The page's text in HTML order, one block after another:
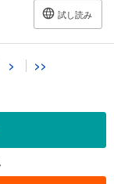
試し読み
> >>